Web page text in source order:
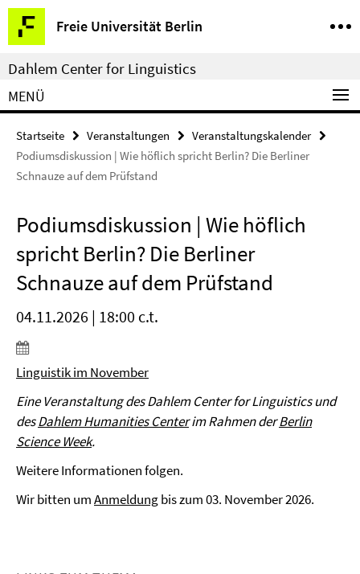
Springe
direkt
zu
Inhalt
Freie Universität Berlin
Service-
Navigation
Dahlem Center for Linguistics
MENÜ
Startseite Veranstaltungen
Veranstaltungskalender
Podiumsdiskussion | Wie höflich spricht Berlin? Die Berliner
Schnauze auf dem Prüfstand
Podiumsdiskussion | Wie höflich
spricht Berlin? Die Berliner
Schnauze auf dem Prüfstand
04.11.2026 | 18:00 c.t.
Linguistik im November
Eine Veranstaltung des Dahlem Center for Linguistics und
desDahlem Humanities Centerim Rahmen derBerlin
Science Week.
Weitere Informationen folgen.
Wir bitten umAnmeldungbis zum 03. November 2026.